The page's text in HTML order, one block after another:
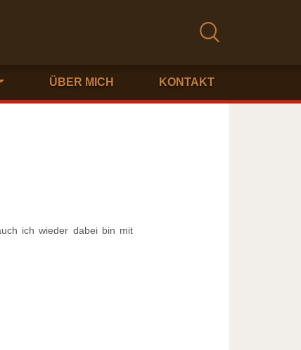
ÜBER MICH KONTAKT
ich wieder dabei bin mit